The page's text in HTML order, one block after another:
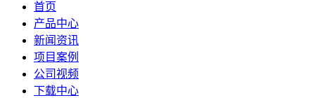
首页
产品中心
新闻资讯
项目案例
公司视频
下载中心